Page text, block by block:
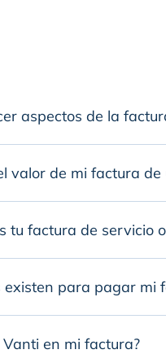
aspectos de la
valor de mi factura de
tu factura de servicio
existen para pagar mi
en mi factura?